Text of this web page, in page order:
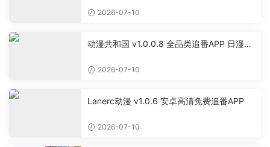
2026-07-10
动漫共和国 v1.0.0.8 全品类追番APP 日漫国
2026-07-10
Lanerc动漫 v1.0.6 安卓高清免费追番APP
2026-07-10